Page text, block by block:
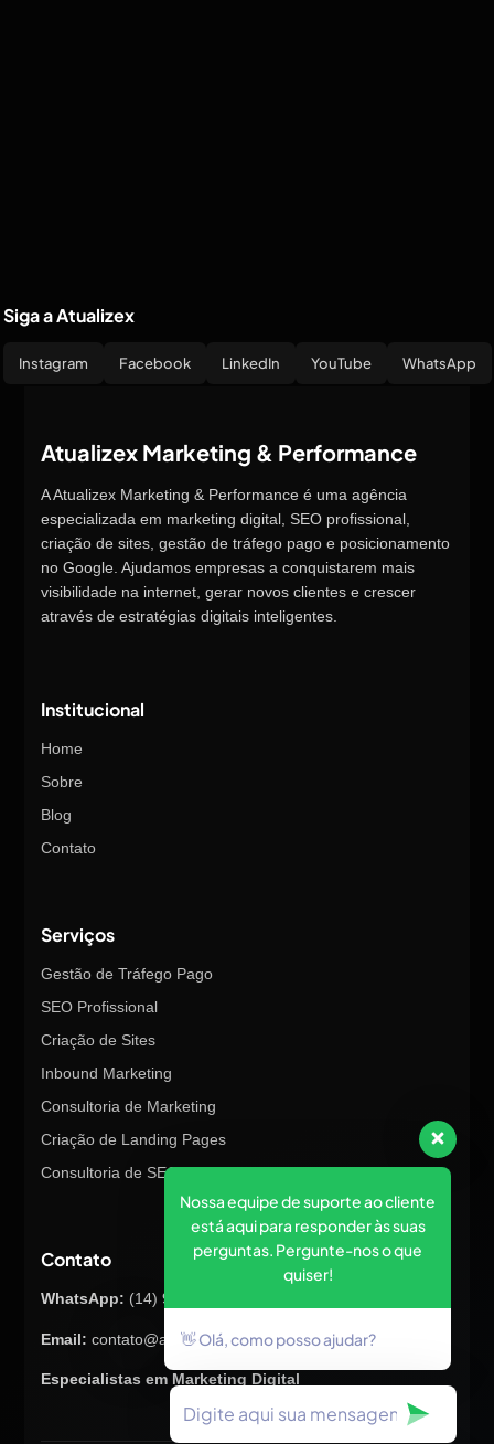
Siga a Atualizex
Instagram Facebook LinkedIn YouTube WhatsApp
Atualizex Marketing & Performance
A Atualizex Marketing & Performance é uma agência
especializada em marketing digital, SEO profissional,
criação de sites, gestão de tráfego pago e posicionamento
no Google. Ajudamos empresas a conquistarem mais
visibilidade na internet, gerar novos clientes e crescer
através de estratégias digitais inteligentes.
Institucional
Home
Sobre
Blog
Contato
Serviços
Gestão de Tráfego Pago
SEO Profissional
Criação de Sites
Inbound Marketing
Consultoria de Marketing
Criação de Landing Pages
Consultoria de SEO
Contato
WhatsApp: (14) 98145-8847
Email: contato@atualizex.com.br
Especialistas em Marketing Digital
Nossa equipe de suporte ao cliente
está aqui para responder às suas
perguntas. Pergunte-nos o que
quiser!
👋 Olá, como posso ajudar?